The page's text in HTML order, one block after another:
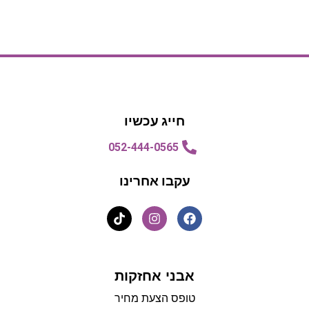
חייג עכשיו
052-444-0565
עקבו אחרינו
אבני אחזקות
טופס הצעת מחיר